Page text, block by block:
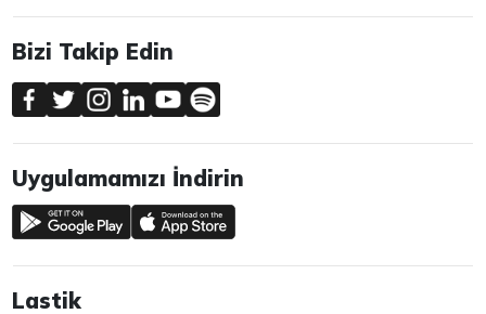
Bizi Takip Edin
Uygulamamızı İndirin
Lastik